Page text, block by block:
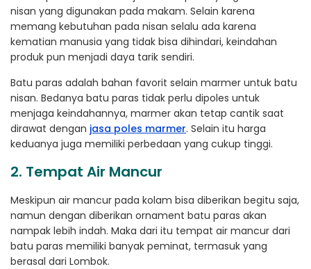
nisan yang digunakan pada makam. Selain karena
memang kebutuhan pada nisan selalu ada karena
kematian manusia yang tidak bisa dihindari, keindahan
produk pun menjadi daya tarik sendiri.
Batu paras adalah bahan favorit selain marmer untuk batu
nisan. Bedanya batu paras tidak perlu dipoles untuk
menjaga keindahannya, marmer akan tetap cantik saat
dirawat dengan jasa poles marmer. Selain itu harga
keduanya juga memiliki perbedaan yang cukup tinggi.
2. Tempat Air Mancur
Meskipun air mancur pada kolam bisa diberikan begitu saja,
namun dengan diberikan ornament batu paras akan
nampak lebih indah. Maka dari itu tempat air mancur dari
batu paras memiliki banyak peminat, termasuk yang
berasal dari Lombok.